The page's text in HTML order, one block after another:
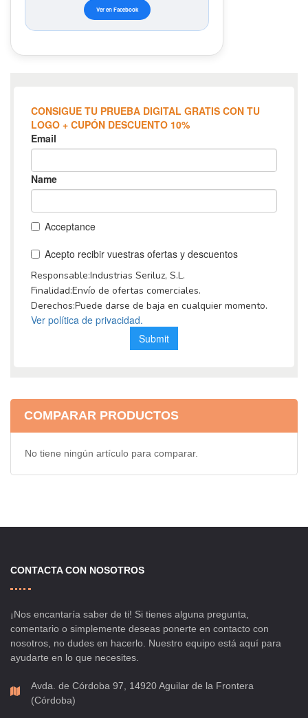
Ver en Facebook
COMPARAR PRODUCTOS
No tiene ningún artículo para comparar.
CONTACTA CON NOSOTROS
¡Nos encantaría saber de ti! Si tienes alguna pregunta,
comentario o simplemente deseas ponerte en contacto con
nosotros, no dudes en hacerlo. Nuestro equipo está aquí para
ayudarte en lo que necesites.
Avda. de Córdoba 97, 14920 Aguilar de la Frontera
(Córdoba)